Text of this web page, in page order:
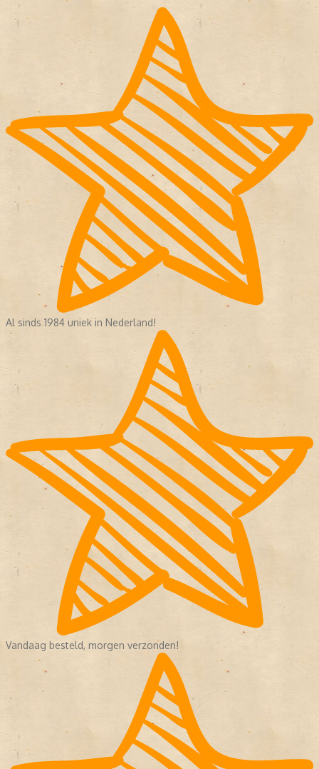
Al sinds 1984 uniek in Nederland!
Vandaag besteld, morgen verzonden!